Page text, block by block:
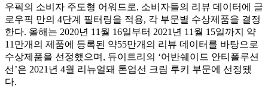
우픽의 소비자 주도형 어워드로, 소비자들의 리뷰 데이터에 글
로우픽 만의 4단계 필터링을 적용, 각 부문별 수상제품을 결정
한다. 올해는 2020년 11월 16일부터 2021년 11월 15일까지 약
11만개의 제품에 등록된 약55만개의 리뷰 데이터를 바탕으로
수상제품을 선정했으며, 듀이트리의 ‘어반쉐이드 안티폴루션
선’은 2021년 4월 리뉴얼돼 톤업선 크림 루키 부문에 선정됐
다.